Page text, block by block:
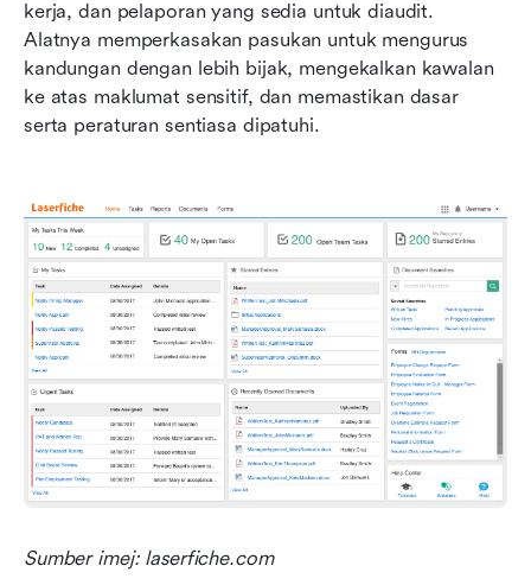
kerja, dan pelaporan yang sedia untuk diaudit.
Alatnya memperkasakan pasukan untuk mengurus
kandungan dengan lebih bijak, mengekalkan kawalan
ke atas maklumat sensitif, dan memastikan dasar
serta peraturan sentiasa dipatuhi.
Sumber imej: laserfiche.com